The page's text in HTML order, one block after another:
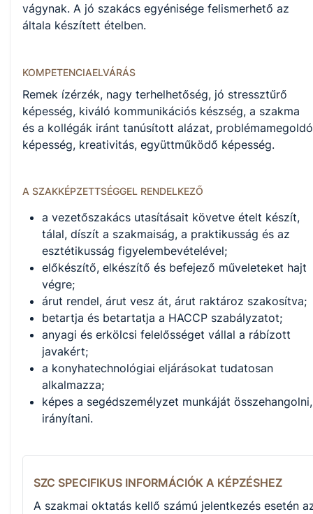
vágynak. A jó szakács egyénisége felismerhető az
általa készített ételben.
KOMPETENCIAELVÁRÁS
Remek ízérzék, nagy terhelhetőség, jó stressztűrő
képesség, kiváló kommunikációs készség, a szakma
és a kollégák iránt tanúsított alázat, problémamegoldó
képesség, kreativitás, együttműködő képesség.
A SZAKKÉPZETTSÉGGEL RENDELKEZŐ
a vezetőszakács utasításait követve ételt készít,
tálal, díszít a szakmaiság, a praktikusság és az
esztétikusság figyelembevételével;
előkészítő, elkészítő és befejező műveleteket hajt
végre;
árut rendel, árut vesz át, árut raktároz szakosítva;
betartja és betartatja a HACCP szabályzatot;
anyagi és erkölcsi felelősséget vállal a rábízott
javakért;
a konyhatechnológiai eljárásokat tudatosan
alkalmazza;
képes a segédszemélyzet munkáját összehangolni,
irányítani.
SZC SPECIFIKUS INFORMÁCIÓK A KÉPZÉSHEZ
A szakmai oktatás kellő számú jelentkezés esetén